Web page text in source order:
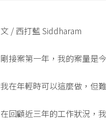
文 / 西打藍 Siddharam
剛接案第一年，我的案量是
我在年輕時可以這麼做，但
在回顧近三年的工作狀況，